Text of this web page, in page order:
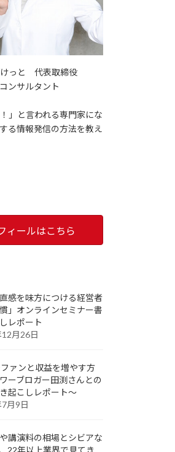
けっと 代表取締役
ンサルタント
」と言われる専門家にな
る情報発信の方法を教え
ィールはこちら
直感を味方につける経営者
」オンラインセミナー書
レポート
月26日
ァンと収益を増やす方
ーブロガー田渕さんとの
起こしレポート～
月9日
講演料の相場とシビアな
22年以上業界で見てき